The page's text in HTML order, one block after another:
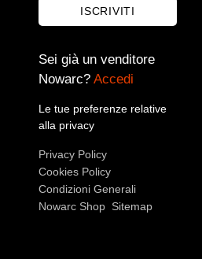
sullaprivacy policy*.
sulle ultime novità.
ISCRIVITI
Sei già un venditore
Nowarc? Accedi
Le tue preferenze relative
alla privacy
Privacy Policy
Cookies Policy
Condizioni Generali
Nowarc Shop Sitemap